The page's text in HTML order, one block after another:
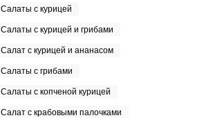
Салаты с курицей
Салаты с курицей и грибами
Салат с курицей и ананасом
Салаты с грибами
Салаты с копченой курицей
Салат с крабовыми палочками